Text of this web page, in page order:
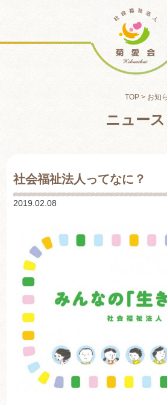
TOP> お知
ニュース
社会福祉法人ってなに？
2019.02.08